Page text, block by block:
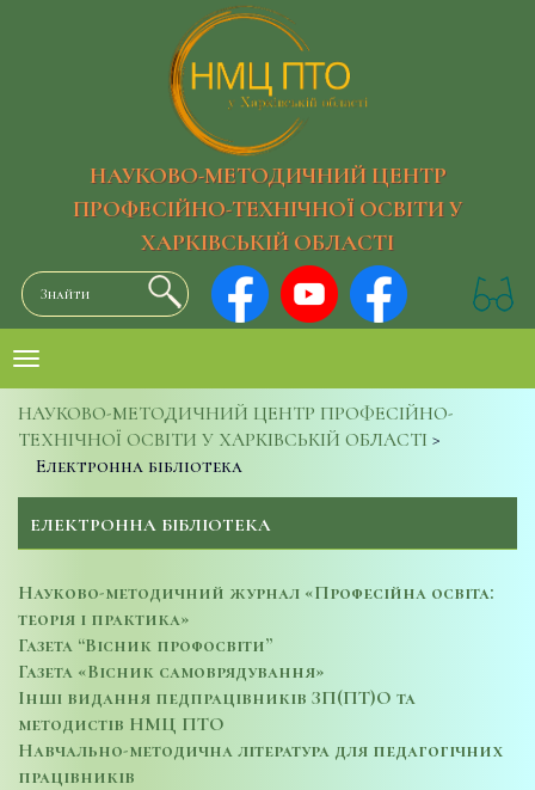
НАУКОВО-МЕТОДИЧНИЙ ЦЕНТР
ПРОФЕСІЙНО-ТЕХНІЧНОЇ ОСВІТИ У
ХАРКІВСЬКІЙ ОБЛАСТІ
НАУКОВО-МЕТОДИЧНИЙ ЦЕНТР ПРОФЕСІЙНО-
ТЕХНІЧНОЇ ОСВІТИ У ХАРКІВСЬКІЙ ОБЛАСТІ >
Електронна бібліотека
ЕЛЕКТРОННА БІБЛІОТЕКА
Науково-методичний журнал «Професійна освіта:
теорія і практика»
Газета “Вісник профосвіти”
Газета «Вісник самоврядування»
Інші видання педпрацівників ЗП(ПТ)О та
методистів НМЦ ПТО
Навчально-методична література для педагогічних
працівників